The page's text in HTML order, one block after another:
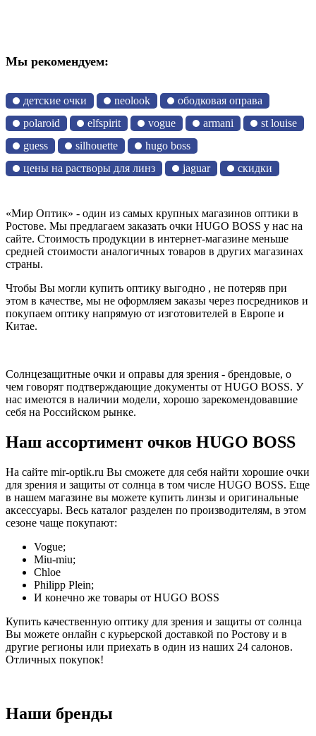
Мы рекомендуем:
детские очки neolook
ободковая оправа
polaroid
elfspirit vogue armani
st louise
guess
silhouette
hugo boss
цены на растворы для линз
jaguar скидки
«Мир Оптик» - один из самых крупных магазинов оптики в
Ростове. Мы предлагаем заказать очки HUGO BOSS у нас на
сайте. Стоимость продукции в интернет-магазине меньше
средней стоимости аналогичных товаров в других магазинах
страны.
Чтобы Вы могли купить оптику выгодно , не потеряв при
этом в качестве, мы не оформляем заказы через посредников и
покупаем оптику напрямую от изготовителей в Европе и
Китае.
Солнцезащитные очки и оправы для зрения - брендовые, о
чем говорят подтверждающие документы от HUGO BOSS. У
нас имеются в наличии модели, хорошо зарекомендовавшие
себя на Российском рынке.
Наш ассортимент очков HUGO BOSS
На сайте mir-optik.ru Вы сможете для себя найти хорошие очки
для зрения и защиты от солнца в том числе HUGO BOSS. Еще
в нашем магазине вы можете купить линзы и оригинальные
аксессуары. Весь каталог разделен по производителям, в этом
сезоне чаще покупают:
Vogue;
Miu-miu;
Chloe
Philipp Plein;
И конечно же товары от HUGO BOSS
Купить качественную оптику для зрения и защиты от солнца
Вы можете онлайн с курьерской доставкой по Ростову и в
другие регионы или приехать в один из наших 24 салонов.
Отличных покупок!
Наши бренды